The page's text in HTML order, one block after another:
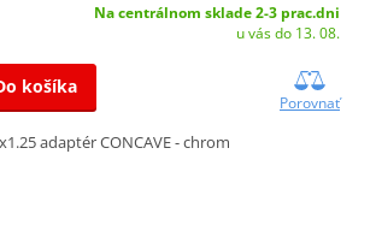
Na centrálnom sklade 2-3 prac.dni
u vás do 13. 08.
košíka
Porovnať
adaptér CONCAVE - chrom